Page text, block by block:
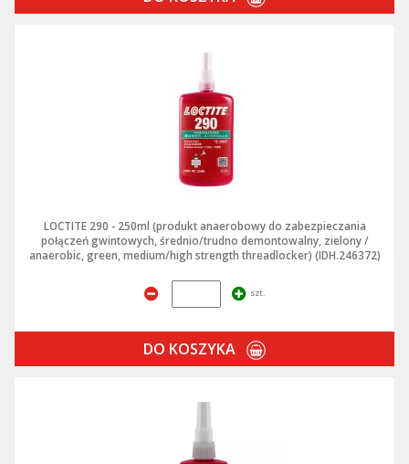
LOCTITE 290 - 250ml (produkt anaerobowy do zabezpieczania
połączeń gwintowych, średnio/trudno demontowalny, zielony /
anaerobic, green, medium/high strength threadlocker) (IDH.246372)
szt.
DO KOSZYKA